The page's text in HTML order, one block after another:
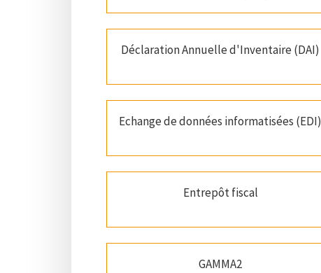
Déclaration Annuelle d'Inventaire (DAI)
Echange de données informatisées (EDI)
Entrepôt fiscal
GAMMA2